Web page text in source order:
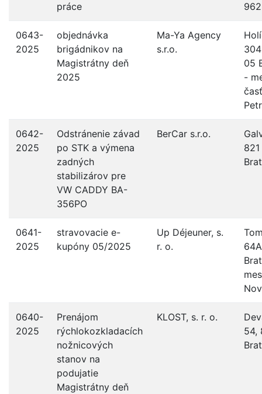
práce
0643-
2025
objednávka
brigádnikov na
Magistrátny deň
2025
Ma-Ya Agency
s.r.o.
05
-
časť
0642-
2025
Odstránenie závad
po STK a výmena
zadných
stabilizárov pre
VW CADDY BA-
356PO
BerCar s.r.o.
0641-
2025
stravovacie e-
kupóny 05/2025
Up Déjeuner, s.
r. o.
0640-
2025
Prenájom
rýchlokozkladacích
nožnicových
stanov na
podujatie
Magistrátny deň
KLOST, s. r. o.
54,